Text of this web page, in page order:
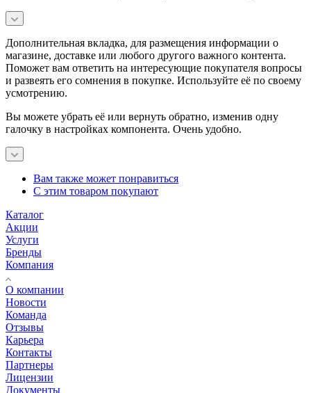
Дополнительная вкладка, для размещения информации о
магазине, доставке или любого другого важного контента.
Поможет вам ответить на интересующие покупателя вопросы
и развеять его сомнения в покупке. Используйте её по своему
усмотрению.
Вы можете убрать её или вернуть обратно, изменив одну
галочку в настройках компонента. Очень удобно.
Вам также может понравиться
С этим товаром покупают
Каталог
Акции
Услуги
Бренды
Компания
О компании
Новости
Команда
Отзывы
Карьера
Контакты
Партнеры
Лицензии
Документы